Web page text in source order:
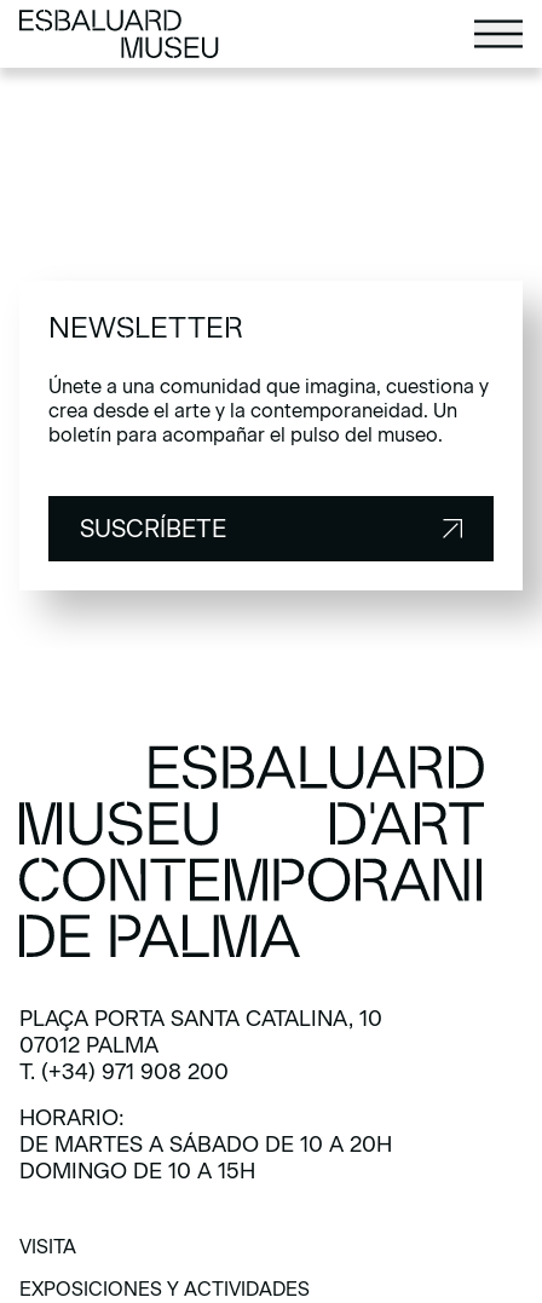
NEWSLETTER
Únete a una comunidad que imagina, cuestiona y
crea desde el arte y la contemporaneidad. Un
boletín para acompañar el pulso del museo.
SUSCRÍBETE
SUSCRÍBETE
PLAÇA PORTA SANTA CATALINA, 10
07012 PALMA
T. (+34) 971 908 200
HORARIO:
DE MARTES A SÁBADO DE 10 A 20H
DOMINGO DE 10 A 15H
VISITA
VISITA
EXPOSICIONES Y ACTIVIDADES